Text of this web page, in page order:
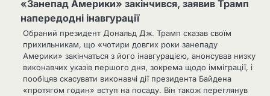
«Занепад Америки» закінчився, заявив Трамп
напередодні інавгурації
Обраний президент Дональд Дж. Трамп сказав своїм
прихильникам, що «чотири довгих роки занепаду
Америки» закінчаться з його інавгурацією, анонсував низку
виконавчих указів першого дня, зокрема щодо імміграції, і
пообіцяв скасувати виконавчі дії президента Байдена
«протягом годин» вступ на посаду. Він також переглянув